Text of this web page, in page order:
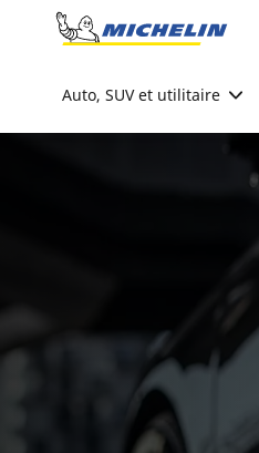
Go to page content
Auto, SUV et utilitaire